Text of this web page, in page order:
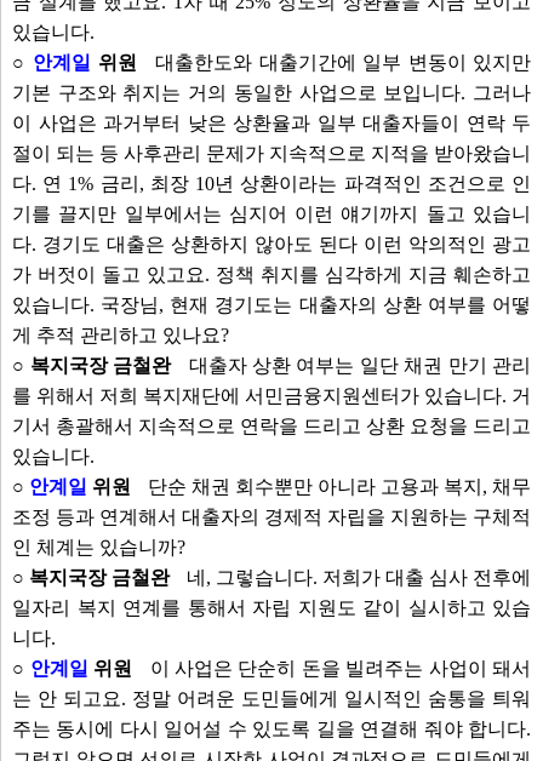
있습니다.
○ 안계일 위원
대출한도와 대출기간에 일부 변동이 있지만
기본 구조와 취지는 거의 동일한 사업으로 보입니다. 그러나
이 사업은 과거부터 낮은 상환율과 일부 대출자들이 연락 두
절이 되는 등 사후관리 문제가 지속적으로 지적을 받아왔습니
다. 연 1% 금리, 최장 10년 상환이라는 파격적인 조건으로 인
기를 끌지만 일부에서는 심지어 이런 얘기까지 돌고 있습니
다. 경기도 대출은 상환하지 않아도 된다 이런 악의적인 광고
가 버젓이 돌고 있고요. 정책 취지를 심각하게 지금 훼손하고
있습니다. 국장님, 현재 경기도는 대출자의 상환 여부를 어떻
게 추적 관리하고 있나요?
○ 복지국장 금철완
대출자 상환 여부는 일단 채권 만기 관리
를 위해서 저희 복지재단에 서민금융지원센터가 있습니다. 거
기서 총괄해서 지속적으로 연락을 드리고 상환 요청을 드리고
있습니다.
○ 안계일 위원
단순 채권 회수뿐만 아니라 고용과 복지, 채무
조정 등과 연계해서 대출자의 경제적 자립을 지원하는 구체적
인 체계는 있습니까?
○ 복지국장 금철완
네, 그렇습니다. 저희가 대출 심사 전후에
일자리 복지 연계를 통해서 자립 지원도 같이 실시하고 있습
니다.
○ 안계일 위원
이 사업은 단순히 돈을 빌려주는 사업이 돼서
는 안 되고요. 정말 어려운 도민들에게 일시적인 숨통을 틔워
주는 동시에 다시 일어설 수 있도록 길을 연결해 줘야 합니다.